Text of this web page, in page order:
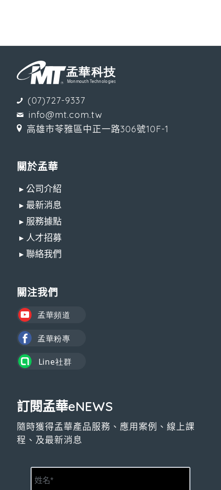
(07)727-9337
info@mt.com.tw
高雄市苓雅區中正一路306號10F-1
關於孟華
▸ 公司介紹
▸ 最新消息
▸ 服務據點
▸ 人才招募
▸ 聯絡我們
關注我們
訂閱孟華eNEWS
隨時獲得孟華產品服務、應用案例、線上課
程、及最新消息